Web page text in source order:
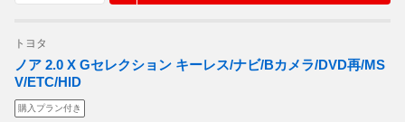
トヨタ
ノア 2.0 X Gセレクション キーレス/ナビ/Bカメラ/DVD再/MS
V/ETC/HID
購入プラン付き